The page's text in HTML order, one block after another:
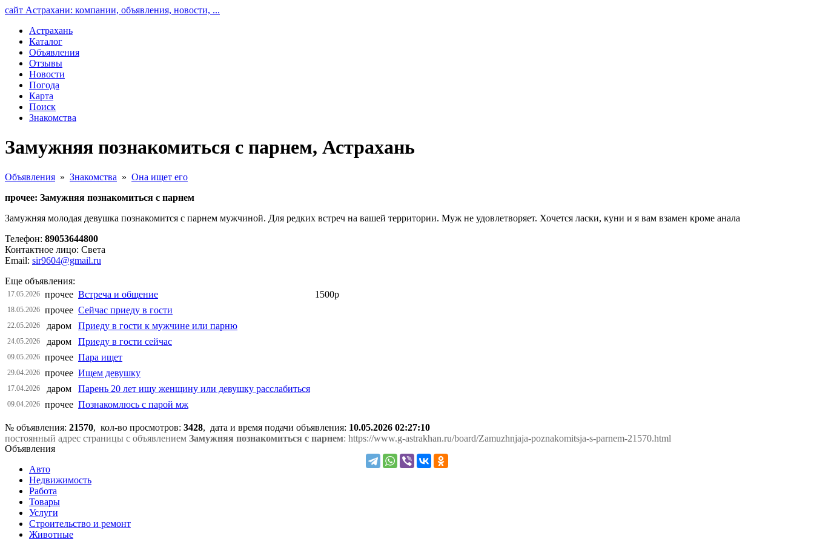
сайт Астрахани: компании, объявления, новости, ...
Астрахань
Каталог
Объявления
Отзывы
Новости
Погода
Карта
Поиск
Знакомства
Замужняя познакомиться с парнем, Астрахань
Объявления » Знакомства » Она ищет его
прочее: Замужняя познакомиться с парнем
Замужняя молодая девушка познакомится с парнем мужчиной. Для редких встреч на вашей территории. Муж не удовлетворяет. Хочется ласки, куни и я вам взамен кроме анала
Телефон: 89053644800
Контактное лицо: Света
Email: sir9604@gmail.ru
Еще объявления:
17.05.2026 прочее Встреча и общение 1500р
18.05.2026 прочее Сейчас приеду в гости
22.05.2026 даром Приеду в гости к мужчине или парню
24.05.2026 даром Приеду в гости сейчас
09.05.2026 прочее Пара ищет
29.04.2026 прочее Ищем девушку
17.04.2026 даром Парень 20 лет ищу женщину или девушку расслабиться
09.04.2026 прочее Познакомлюсь с парой мж
№ объявления: 21570, кол-во просмотров: 3428, дата и время подачи объявления: 10.05.2026 02:27:10
постоянный адрес страницы с объявлением Замужняя познакомиться с парнем: https://www.g-astrakhan.ru/board/Zamuzhnjaja-poznakomitsja-s-parnem-21570.html
Объявления
Авто
Недвижимость
Работа
Товары
Услуги
Строительство и ремонт
Животные